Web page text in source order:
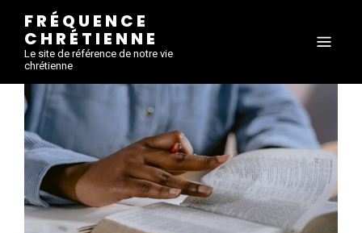
FRÉQUENCE
CHRÉTIENNE
Le site de référence de notre vie
chrétienne